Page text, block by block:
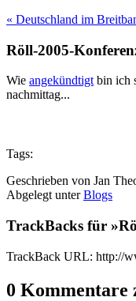
« Deutschland im
Röll-2005-
Wie angekündtigtbin ich
nachmittag...
Tags:
Geschrieben von Jan
Abgelegt unterBlogs
TrackBacks für
TrackBack URL: http://
0 Kommentare